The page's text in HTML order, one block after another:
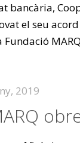
bancària,
el seu
Fundació MARQ
2019